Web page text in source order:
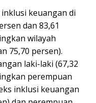
keuangan di
dan 83,61
wilayah
75,70 persen).
laki-laki (67,32
perempuan
inklusi keuangan